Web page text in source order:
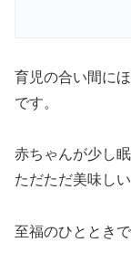
育児の合い間に
です。
赤ちゃんが少し
ただただ美味し
至福のひとときで